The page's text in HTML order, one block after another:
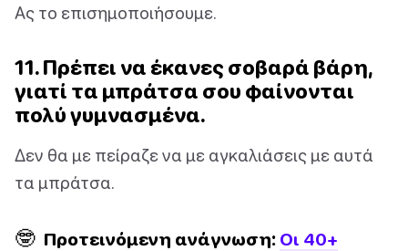
Ας το επισημοποιήσουμε.
11. Πρέπει να έκανες σοβαρά βάρη,
γιατί τα μπράτσα σου φαίνονται
πολύ γυμνασμένα.
Δεν θα με πείραζε να με αγκαλιάσεις με αυτά
τα μπράτσα.
🤓 Προτεινόμενη ανάγνωση: Οι 40+